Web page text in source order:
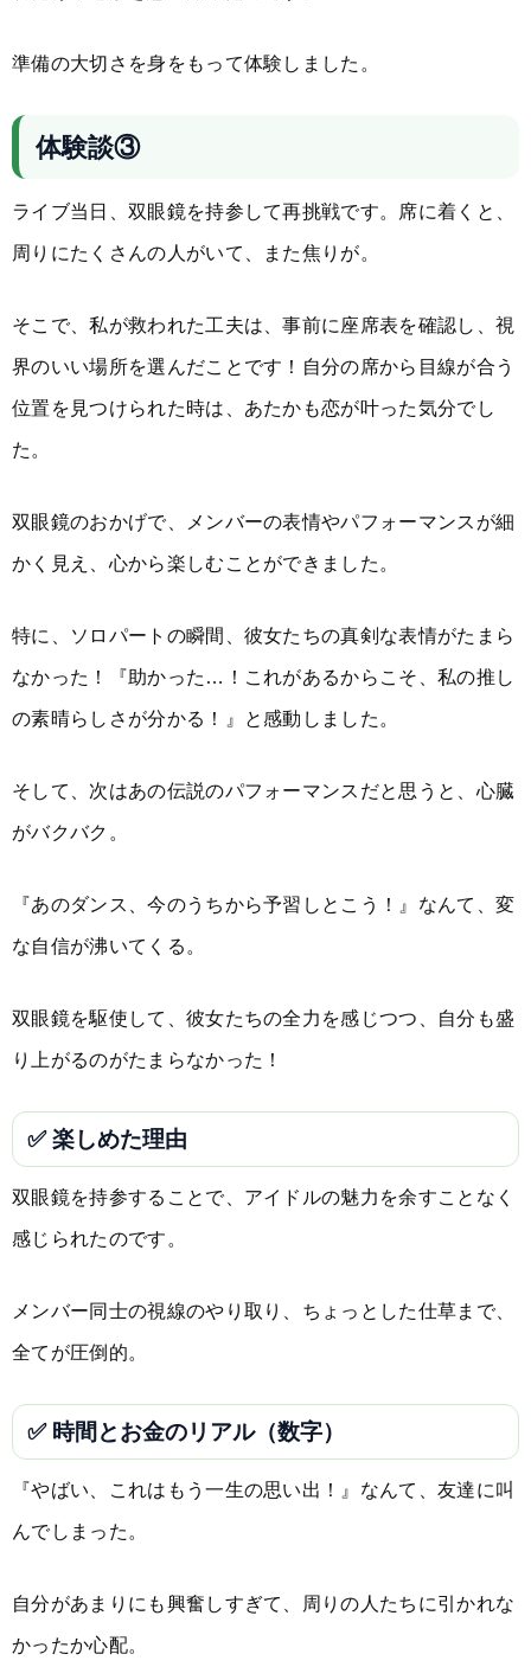
準備の大切さを身をもって体験しました。
体験談③
ライブ当日、双眼鏡を持参して再挑戦です。席に着くと、
周りにたくさんの人がいて、また焦りが。
そこで、私が救われた工夫は、事前に座席表を確認し、視
界のいい場所を選んだことです！自分の席から目線が合う
位置を見つけられた時は、あたかも恋が叶った気分でし
た。
双眼鏡のおかげで、メンバーの表情やパフォーマンスが細
かく見え、心から楽しむことができました。
特に、ソロパートの瞬間、彼女たちの真剣な表情がたまら
なかった！『助かった…！これがあるからこそ、私の推し
の素晴らしさが分かる！』と感動しました。
そして、次はあの伝説のパフォーマンスだと思うと、心臓
がバクバク。
『あのダンス、今のうちから予習しとこう！』なんて、変
な自信が沸いてくる。
双眼鏡を駆使して、彼女たちの全力を感じつつ、自分も盛
り上がるのがたまらなかった！
✅ 楽しめた理由
双眼鏡を持参することで、アイドルの魅力を余すことなく
感じられたのです。
メンバー同士の視線のやり取り、ちょっとした仕草まで、
全てが圧倒的。
✅ 時間とお金のリアル（数字）
『やばい、これはもう一生の思い出！』なんて、友達に叫
んでしまった。
自分があまりにも興奮しすぎて、周りの人たちに引かれな
かったか心配。